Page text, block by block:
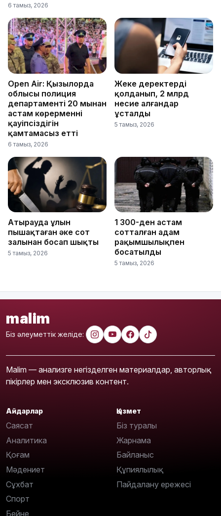
6 тамыз, 2026
Open Air: Қызылорда
облысы полиция
департаменті 20 мыңнан
астам көрерменнің
қауіпсіздігін
қамтамасыз етті
6 тамыз, 2026
Жеке деректерді
қолданып, 2 млрд
несие алғандар
ұсталды
5 тамыз, 2026
Атырауда ұлын
пышақтаған әке сот
залынан босап шықты
5 тамыз, 2026
1 300-ден астам
сотталған адам
рақымшылықпен
босатылды
5 тамыз, 2026
malim
Біз әлеуметтік желіде:
Malim — анализге негізделген материалдар, авторлық
пікірлер мен эксклюзив контент.
Айдарлар
Саясат
Аналитика
Қоғам
Мәдениет
Сұхбат
Спорт
Бейне
Қызмет
Біз туралы
Жарнама
Байланыс
Құпиялылық
Пайдалану ережесі